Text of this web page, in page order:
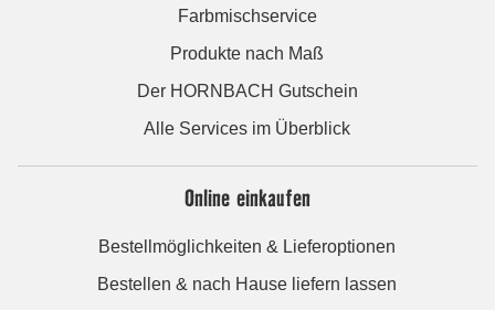
Farbmischservice
Produkte nach Maß
Der HORNBACH Gutschein
Alle Services im Überblick
Online einkaufen
Bestellmöglichkeiten & Lieferoptionen
Bestellen & nach Hause liefern lassen